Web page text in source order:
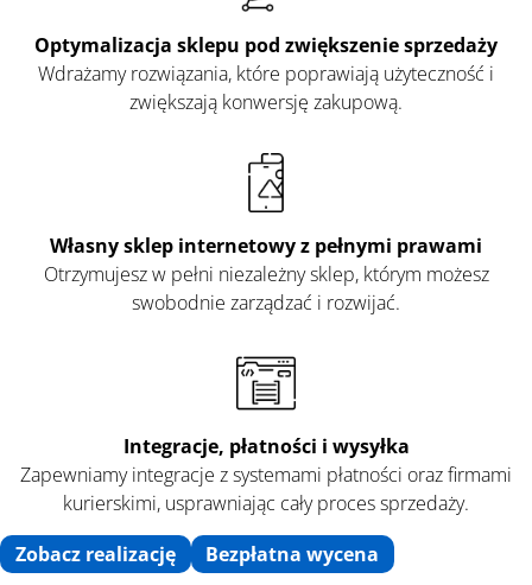
Optymalizacja sklepu pod zwiększenie sprzedaży
Wdrażamy rozwiązania, które poprawiają użyteczność i
zwiększają konwersję zakupową.
Własny sklep internetowy z pełnymi prawami
Otrzymujesz w pełni niezależny sklep, którym możesz
swobodnie zarządzać i rozwijać.
Integracje, płatności i wysyłka
Zapewniamy integracje z systemami płatności oraz firmami
kurierskimi, usprawniając cały proces sprzedaży.
Zobacz realizację
Bezpłatna wycena